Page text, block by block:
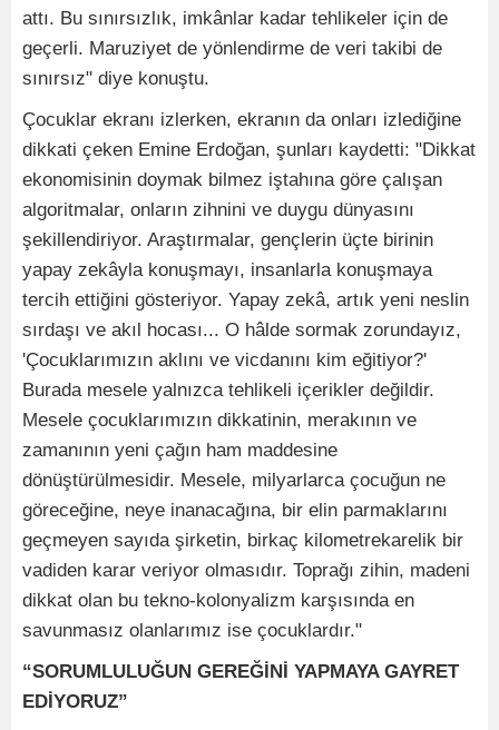
attı. Bu sınırsızlık, imkânlar kadar tehlikeler için de
geçerli. Maruziyet de yönlendirme de veri takibi de
sınırsız" diye konuştu.
Çocuklar ekranı izlerken, ekranın da onları izlediğine
dikkati çeken Emine Erdoğan, şunları kaydetti: "Dikkat
ekonomisinin doymak bilmez iştahına göre çalışan
algoritmalar, onların zihnini ve duygu dünyasını
şekillendiriyor. Araştırmalar, gençlerin üçte birinin
yapay zekâyla konuşmayı, insanlarla konuşmaya
tercih ettiğini gösteriyor. Yapay zekâ, artık yeni neslin
sırdaşı ve akıl hocası... O hâlde sormak zorundayız,
'Çocuklarımızın aklını ve vicdanını kim eğitiyor?'
Burada mesele yalnızca tehlikeli içerikler değildir.
Mesele çocuklarımızın dikkatinin, merakının ve
zamanının yeni çağın ham maddesine
dönüştürülmesidir. Mesele, milyarlarca çocuğun ne
göreceğine, neye inanacağına, bir elin parmaklarını
geçmeyen sayıda şirketin, birkaç kilometrekarelik bir
vadiden karar veriyor olmasıdır. Toprağı zihin, madeni
dikkat olan bu tekno-kolonyalizm karşısında en
savunmasız olanlarımız ise çocuklardır."
“SORUMLULUĞUN GEREĞİNİ YAPMAYA GAYRET
EDİYORUZ”